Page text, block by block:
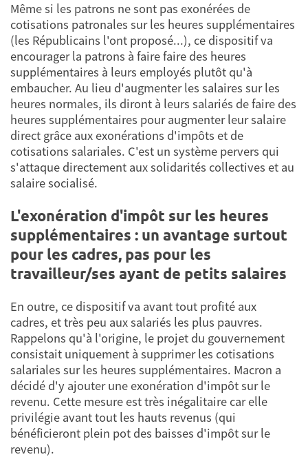
Même si les patrons ne sont pas exonérées de
cotisations patronales sur les heures supplémentaires
(les Républicains l'ont proposé...), ce dispositif va
encourager la patrons à faire faire des heures
supplémentaires à leurs employés plutôt qu'à
embaucher. Au lieu d'augmenter les salaires sur les
heures normales, ils diront à leurs salariés de faire des
heures supplémentaires pour augmenter leur salaire
direct grâce aux exonérations d'impôts et de
cotisations salariales. C'est un système pervers qui
s'attaque directement aux solidarités collectives et au
salaire socialisé.
L'exonération d'impôt sur les heures
supplémentaires : un avantage surtout
pour les cadres, pas pour les
travailleur/ses ayant de petits salaires
En outre, ce dispositif va avant tout profité aux
cadres, et très peu aux salariés les plus pauvres.
Rappelons qu'à l'origine, le projet du gouvernement
consistait uniquement à supprimer les cotisations
salariales sur les heures supplémentaires. Macron a
décidé d'y ajouter une exonération d'impôt sur le
revenu. Cette mesure est très inégalitaire car elle
privilégie avant tout les hauts revenus (qui
bénéficieront plein pot des baisses d'impôt sur le
revenu).